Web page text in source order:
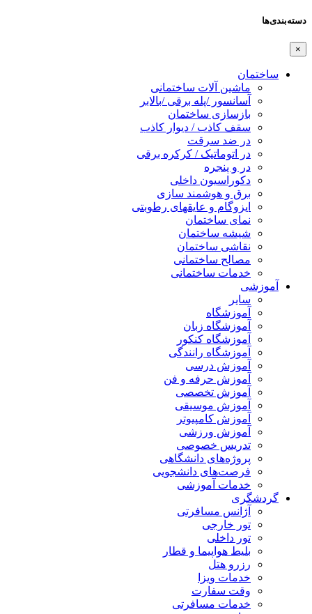
دسته‌بندی‌ها
×
ساختمان
ماشین آلات ساختمانی
آسانسور /پله برقی /بالابر
بازسازی ساختمان
سقف کاذب / دیوار کاذب
در ضد سرقت
در اتوماتیک / کرکره برقی
در و پنجره
دکوراسیون داخلی
برق و هوشمند سازی
ایزوگام و عایقهای رطوبتی
نمای ساختمان
شیشه ساختمان
نقاشی ساختمان
مصالح ساختمانی
خدمات ساختمانی
آموزشی
سایر
آموزشگاه
آموزشگاه زبان
آموزشگاه کنکور
آموزشگاه رانندگی
آموزش درسی
آموزش حرفه و فن
آموزش تخصصی
آموزش موسیقی
آموزش کامپیوتر
آموزش ورزشی
تدریس خصوصی
پروژه‌های دانشگاهی
فرصت‌های دانشجویی
خدمات آموزشی
گردشگری
آژانس مسافرتی
تور خارجی
تور داخلی
بلیط هواپیما و قطار
رزرو هتل
خدمات ویزا
وقت سفارت
خدمات مسافرتی